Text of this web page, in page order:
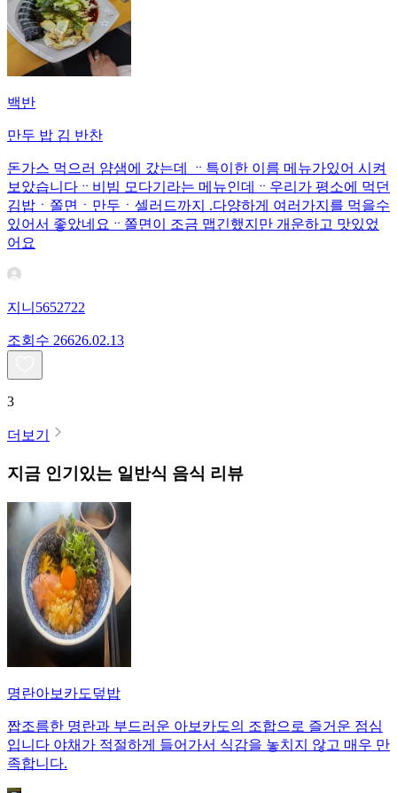
백반
만두 밥 김 반찬
돈가스 먹으러 얌샘에 갔는데 ᆢ특이한 이름 메뉴가있어 시켜
보았습니다ᆢ비빔 모다기라는 메뉴인데ᆢ우리가 평소에 먹던
김밥ㆍ쫄면ㆍ만두ㆍ셀러드까지 .다양하게 여러가지를 먹을수
있어서 좋았네요ᆢ쫄면이 조금 맵긴했지만 개운하고 맛있었
어요
지니5652722
조회수 26626.02.13
3
더보기
지금 인기있는 일반식 음식 리뷰
명란아보카도덮밥
짭조름한 명란과 부드러운 아보카도의 조합으로 즐거운 점심
입니다 야채가 적절하게 들어가서 식감을 놓치지 않고 매우 만
족합니다.